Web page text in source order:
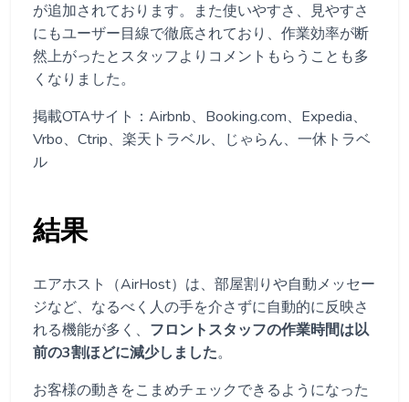
が追加されております。また使いやすさ、見やすさ
にもユーザー目線で徹底されており、作業効率が断
然上がったとスタッフよりコメントもらうことも多
くなりました。
掲載OTAサイト：Airbnb、Booking.com、Expedia、
Vrbo、Ctrip、楽天トラベル、じゃらん、一休トラベ
ル
結果
エアホスト（AirHost）は、部屋割りや自動メッセー
ジなど、なるべく人の手を介さずに自動的に反映さ
れる機能が多く、 フロントスタッフの作業時間は以
前の3割ほどに減少しました。
お客様の動きをこまめチェックできるようになった